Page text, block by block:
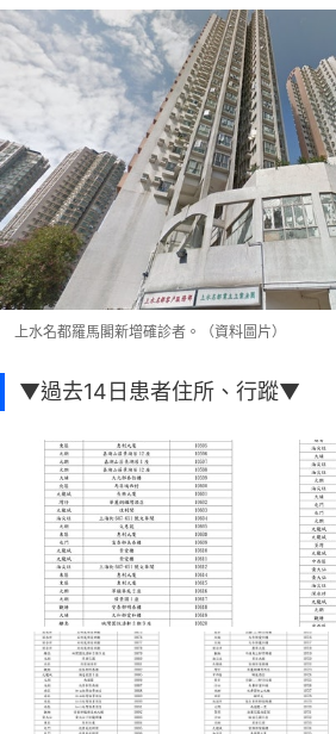
上水名都羅馬閣新增確診者。（資料圖片）
▼過去14日患者住所、行蹤▼